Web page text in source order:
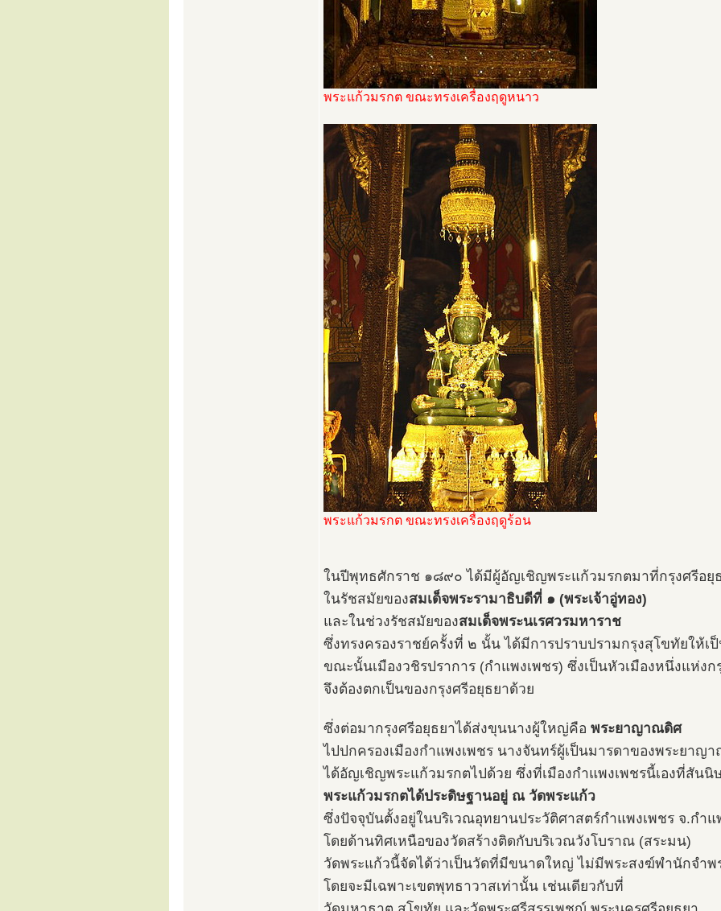
พระแก้วมรกต ขณะทรงเครื่องฤดูหนาว
พระแก้วมรกต ขณะทรงเครื่องฤดูร้อน
ในปีพุทธศักราช ๑๘๙๐ ได้มีผู้อัญเชิญพระแก้วมรกตมาที่กรุงศรีอยุ
ในรัชสมัยของสมเด็จพระรามาธิบดีที่ ๑ (พระเจ้าอู่ทอง)
และในช่วงรัชสมัยของสมเด็จพระนเรศวรมหาราช
ซึ่งทรงครองราชย์ครั้งที่ ๒ นั้น ได้มีการปราบปรามกรุงสุโขทัยให้เ
ขณะนั้นเมืองวชิรปราการ (กำแพงเพชร) ซึ่งเป็นหัวเมืองหนึ่งแห่งก
จึงต้องตกเป็นของกรุงศรีอยุธยาด้วย
ซึ่งต่อมากรุงศรีอยุธยาได้ส่งขุนนางผู้ใหญ่คือ พระยาญาณดิศ
ไปปกครองเมืองกำแพงเพชร นางจันทร์ผู้เป็นมารดาของพระยาญ
ได้อัญเชิญพระแก้วมรกตไปด้วย ซึ่งที่เมืองกำแพงเพชรนี้เองที่สันนิ
พระแก้วมรกตได้ประดิษฐานอยู่ ณ วัดพระแก้ว
ซึ่งปัจจุบันตั้งอยู่ในบริเวณอุทยานประวัติศาสตร์กำแพงเพชร จ.กำแ
โดยด้านทิศเหนือของวัดสร้างติดกับบริเวณวังโบราณ (สระมน)
วัดพระแก้วนี้จัดได้ว่าเป็นวัดที่มีขนาดใหญ่ ไม่มีพระสงฆ์พำนักจำพ
โดยจะมีเฉพาะเขตพุทธาวาสเท่านั้น เช่นเดียวกับที่